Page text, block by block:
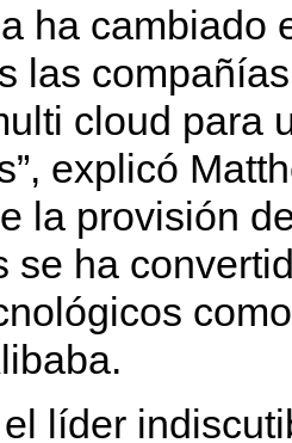
ha cambiado
las
cloud para
explicó
la provisión
se ha
líder